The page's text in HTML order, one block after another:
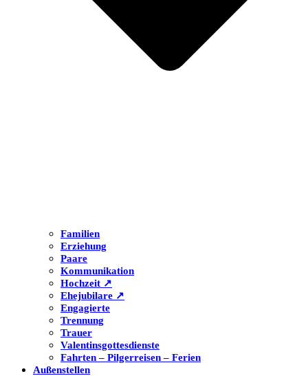
Familien
Erziehung
Paare
Kommunikation
Hochzeit ↗
Ehejubilare ↗
Engagierte
Trennung
Trauer
Valentinsgottesdienste
Fahrten – Pilgerreisen – Ferien
Außenstellen